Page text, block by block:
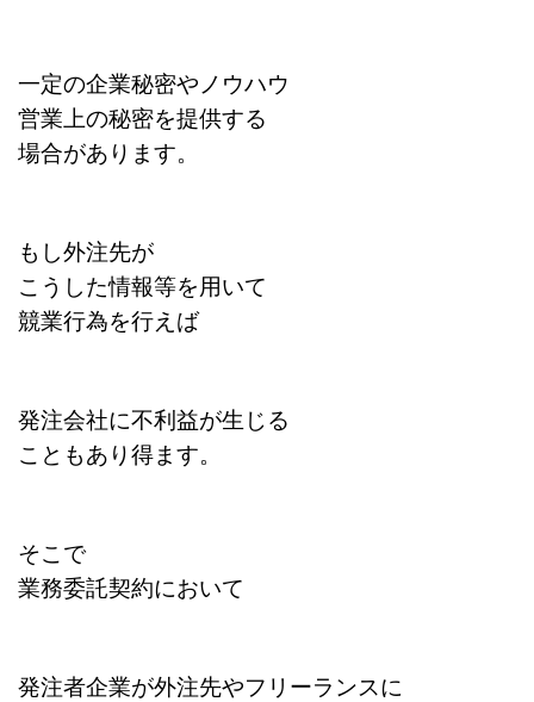
一定の企業秘密やノウハウ
営業上の秘密を提供する
場合があります。
もし外注先が
こうした情報等を用いて
競業行為を行えば
発注会社に不利益が生じる
こともあり得ます。
そこで
業務委託契約において
発注者企業が外注先やフリーランスに